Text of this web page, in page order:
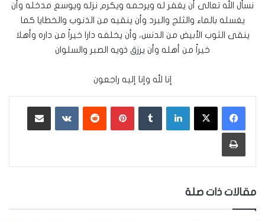
نسأل الله تعالى أن يغفر له ويرحمه ويكرم نزله ويوسع مدخله وأن
يغسله بالماء والثلج والبرد وأن ينقيه من الذنوب والخطايا كما
ينقى الثوب الأبيض من الدنس، وأن يخلفه دارا خيراً من داره وأهلا
خيراً من أهله وأن يرزق ذويه الصبر والسلوان
إنا لله وإنا إليه راجعون
لينكدإن بينتيريست ‏VKontakte
طباعة
مقالات ذات صلة